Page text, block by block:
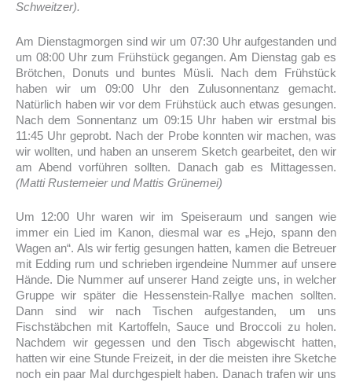
Schweitzer).
Am Dienstagmorgen sind wir um 07:30 Uhr aufgestanden und
um 08:00 Uhr zum Frühstück gegangen. Am Dienstag gab es
Brötchen, Donuts und buntes Müsli. Nach dem Frühstück
haben wir um 09:00 Uhr den Zulusonnentanz gemacht.
Natürlich haben wir vor dem Frühstück auch etwas gesungen.
Nach dem Sonnentanz um 09:15 Uhr haben wir erstmal bis
11:45 Uhr geprobt. Nach der Probe konnten wir machen, was
wir wollten, und haben an unserem Sketch gearbeitet, den wir
am Abend vorführen sollten. Danach gab es Mittagessen.
(Matti Rustemeier und Mattis Grünemei)
Um 12:00 Uhr waren wir im Speiseraum und sangen wie
immer ein Lied im Kanon, diesmal war es „Hejo, spann den
Wagen an“. Als wir fertig gesungen hatten, kamen die Betreuer
mit Edding rum und schrieben irgendeine Nummer auf unsere
Hände. Die Nummer auf unserer Hand zeigte uns, in welcher
Gruppe wir später die Hessenstein-Rallye machen sollten.
Dann sind wir nach Tischen aufgestanden, um uns
Fischstäbchen mit Kartoffeln, Sauce und Broccoli zu holen.
Nachdem wir gegessen und den Tisch abgewischt hatten,
hatten wir eine Stunde Freizeit, in der die meisten ihre Sketche
noch ein paar Mal durchgespielt haben. Danach trafen wir uns